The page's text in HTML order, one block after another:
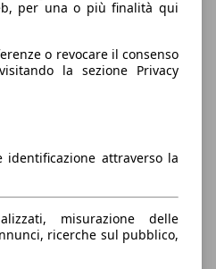
per una o più finalità qui
o revocare il consenso
la sezione Privacy
identificazione attraverso la
misurazione delle
ricerche sul pubblico,